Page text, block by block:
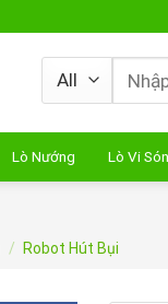
Tìm
kiếm:
Lò Nướng Lò Vi
/ Robot Hút Bụi